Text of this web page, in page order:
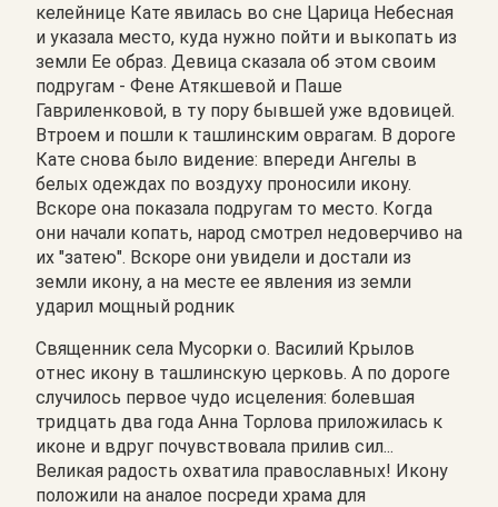
келейнице Кате явилась во сне Царица Небесная
и указала место, куда нужно пойти и выкопать из
земли Ее образ. Девица сказала об этом своим
подругам - Фене Атякшевой и Паше
Гавриленковой, в ту пору бывшей уже вдовицей.
Втроем и пошли к ташлинским оврагам. В дороге
Кате снова было видение: впереди Ангелы в
белых одеждах по воздуху проносили икону.
Вскоре она показала подругам то место. Когда
они начали копать, народ смотрел недоверчиво на
их "затею". Вскоре они увидели и достали из
земли икону, а на месте ее явления из земли
ударил мощный родник
Священник села Мусорки о. Василий Крылов
отнес икону в ташлинскую церковь. А по дороге
случилось первое чудо исцеления: болевшая
тридцать два года Анна Торлова приложилась к
иконе и вдруг почувствовала прилив сил...
Великая радость охватила православных! Икону
положили на аналое посреди храма для